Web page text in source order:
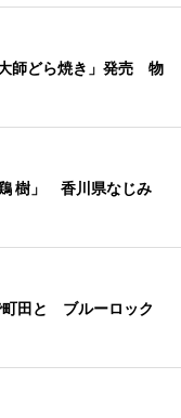
師どら焼き」発売 物
樹」 香川県なじみ
町田と ブルーロック